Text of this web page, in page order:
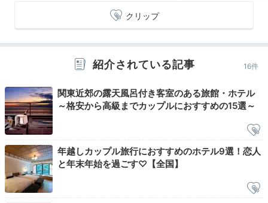
温泉イメージ
温泉宿の楽しみのひとつ、朝いちばんの温泉を味わいま
しょう♪緑豊かな森に面した開放感たっぷりの露天風呂
クリップ
紹介されている記事 16件
関東近郊の露天風呂付き客室のある旅館・ホテル
～格安から高級までカップルにおすすめの15選～
年越しカップル旅行におすすめのホテル9選！恋人
と年末年始を過ごす♡【全国】